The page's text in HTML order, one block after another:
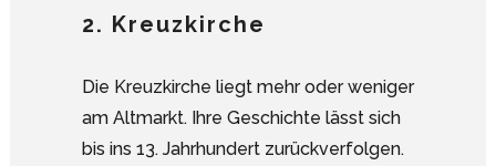
2. Kreuzkirche
Die Kreuzkirche liegt mehr oder weniger
am Altmarkt. Ihre Geschichte lässt sich
bis ins 13. Jahrhundert zurückverfolgen.